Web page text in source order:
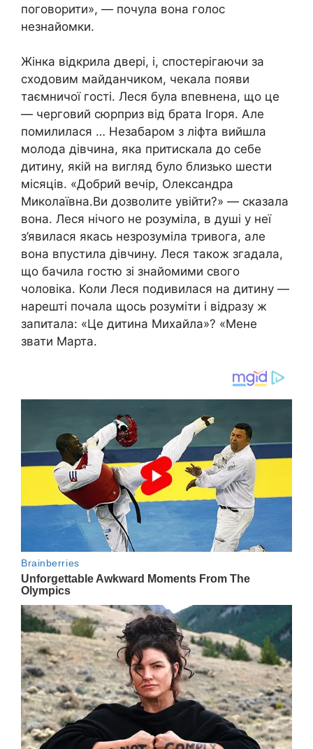
поговорити», — почула вона голос
незнайомки.
Жінка відкрила двері, і, спостерігаючи за
сходовим майданчиком, чекала появи
таємничої гості. Леся була впевнена, що це
— черговий сюрприз від брата Ігоря. Але
помилилася … Незабаром з ліфта вийшла
молода дівчина, яка притискала до себе
дитину, якій на вигляд було близько шести
місяців. «Добрий вечір, Олександра
Миколаївна.Ви дозволите увійти?» — сказала
вона. Леся нічого не розуміла, в душі у неї
з’явилася якась незрозуміла тривога, але
вона впустила дівчину. Леся також згадала,
що бачила гостю зі знайомими свого
чоловіка. Коли Леся подивилася на дитину —
нарешті почала щось розуміти і відразу ж
запитала: «Це дитина Михайла»? «Мене
звати Марта.